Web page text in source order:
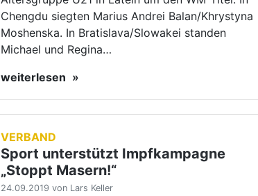
Am vergangenen Wochenende fand die
Landesmeisterschaft Standard der Jugend und
Junioren in Ludwigsburg statt.
die neue Kampagne „Stoppt Masern!“ für den…
SENIOREN
Sagenhafte Standard Senioren